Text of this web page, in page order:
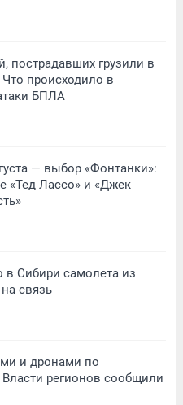
пострадавших грузили в
происходило в
БПЛА
— выбор «Фонтанки»:
«Тед Лассо» и «Джек
Сибири самолета из
связь
и дронами по
регионов сообщили